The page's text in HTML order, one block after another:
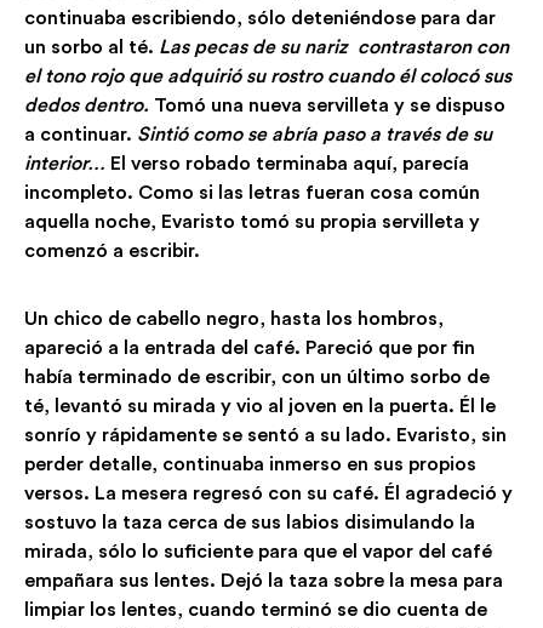
continuaba escribiendo, sólo deteniéndose para dar
un sorbo al té. Las pecas de su nariz contrastaron con
el tono rojo que adquirió su rostro cuando él colocó sus
dedos dentro. Tomó una nueva servilleta y se dispuso
a continuar. Sintió como se abría paso a través de su
interior… El verso robado terminaba aquí, parecía
incompleto. Como si las letras fueran cosa común
aquella noche, Evaristo tomó su propia servilleta y
comenzó a escribir.
Un chico de cabello negro, hasta los hombros,
apareció a la entrada del café. Pareció que por fin
había terminado de escribir, con un último sorbo de
té, levantó su mirada y vio al joven en la puerta. Él le
sonrío y rápidamente se sentó a su lado. Evaristo, sin
perder detalle, continuaba inmerso en sus propios
versos. La mesera regresó con su café. Él agradeció y
sostuvo la taza cerca de sus labios disimulando la
mirada, sólo lo suficiente para que el vapor del café
empañara sus lentes. Dejó la taza sobre la mesa para
limpiar los lentes, cuando terminó se dio cuenta de